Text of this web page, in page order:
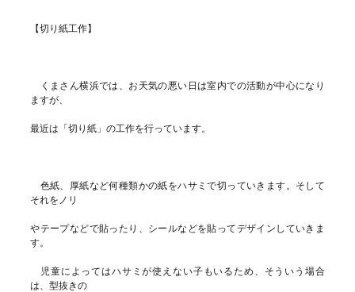
【切り紙工作】
くまさん横浜では、お天気の悪い日は室内での活動が中心になり
ますが、
最近は「切り紙」の工作を行っています。
色紙、厚紙など何種類かの紙をハサミで切っていきます。そして
それをノリ
やテープなどで貼ったり、シールなどを貼ってデザインしていきま
す。
児童によってはハサミが使えない子もいるため、そういう場合
は、型抜きの